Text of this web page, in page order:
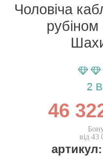
Чоловіча
100
% of100
2
46
від 43
артикул: